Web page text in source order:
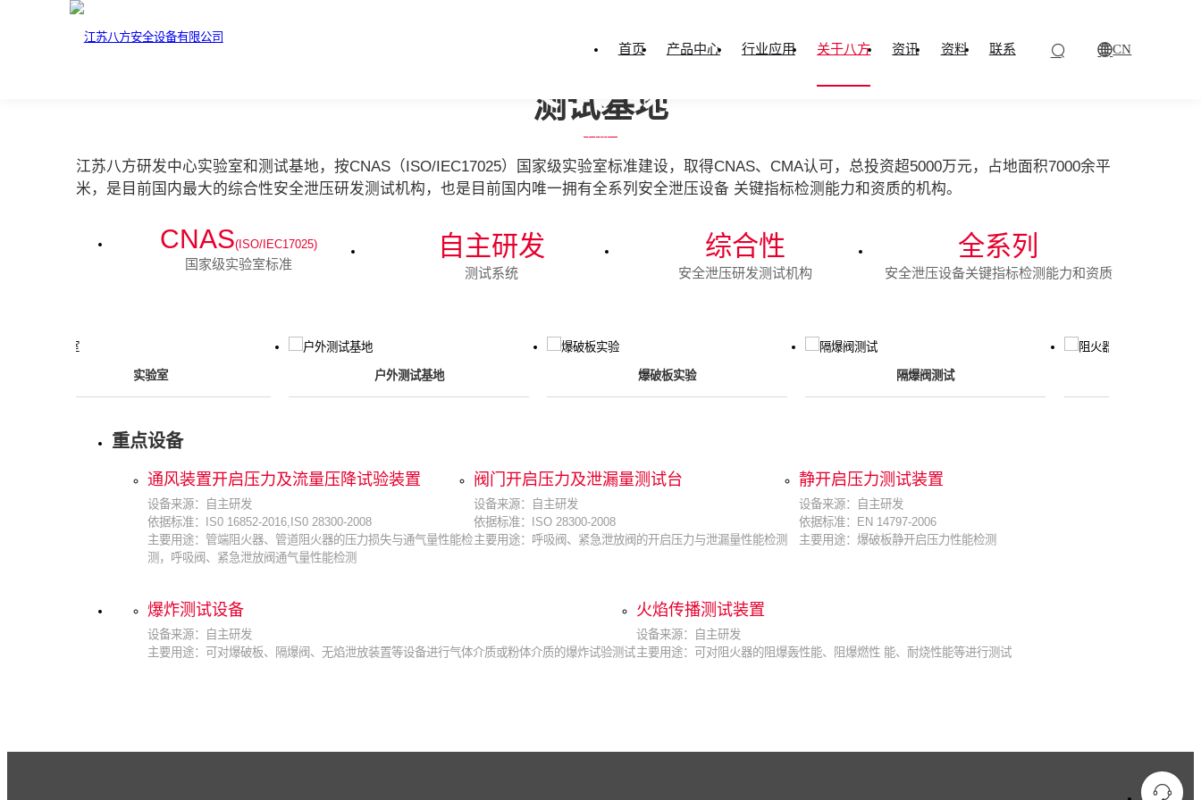
首页 产品中心 行业应用 关于八方 资讯 资料 联系 CN
ABOUT BASCO
关于八方
您当前所在的位置：首页 -
测试基地
江苏八方研发中心实验室和测试基地，按CNAS（ISO/IEC17025）国家级实验室标准建设，取得CNAS、CMA认可，总投资超5000万元，占地面积7000余平
米，是目前国内最大的综合性安全泄压研发测试机构，也是目前国内唯一拥有全系列安全泄压设备 关键指标检测能力和资质的机构。
CNAS(ISO/IEC17025)
国家级实验室标准
自主研发
测试系统
综合性
安全泄压研发测试机构
全系列
安全泄压设备关键指标检测能力和资质
实验室 户外测试基地 爆破板实验 隔爆阀测试
重点设备
通风装置开启压力及流量压降试验装置
设备来源：自主研发
依据标准：IS0 16852-2016,IS0 28300-2008
主要用途：管端阻火器、管道阻火器的压力损失与通气量性能检
测，呼吸阀、紧急泄放阀通气量性能检测
阀门开启压力及泄漏量测试台
设备来源：自主研发
依据标准：ISO 28300-2008
主要用途：呼吸阀、紧急泄放阀的开启压力与泄漏量性能检测
静开启压力测试装置
设备来源：自主研发
依据标准：EN 14797-2006
主要用途：爆破板静开启压力性能检测
爆炸测试设备
设备来源：自主研发
主要用途：可对爆破板、隔爆阀、无焰泄放装置等设备进行气体介质或粉体介质的爆炸试验测试
火焰传播测试装置
设备来源：自主研发
主要用途：可对阻火器的阻爆轰性能、阻爆燃性 能、耐烧性能等进行测试